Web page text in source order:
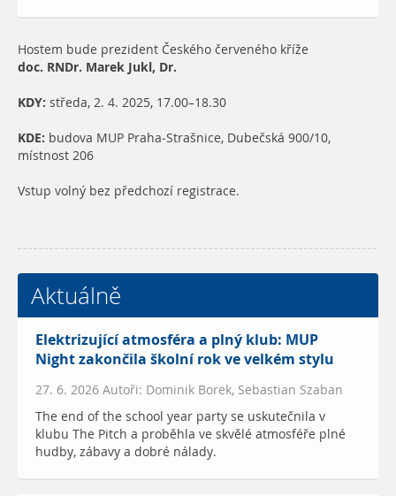
Hostem bude prezident Českého červeného kříže
doc. RNDr. Marek Jukl, Dr.
KDY: středa, 2. 4. 2025, 17.00–18.30
KDE: budova MUP Praha-Strašnice, Dubečská 900/10,
místnost 206
Vstup volný bez předchozí registrace.
Aktuálně
Elektrizující atmosféra a plný klub: MUP
Night zakončila školní rok ve velkém stylu
27. 6. 2026 Autoři: Dominik Borek, Sebastian Szaban
The end of the school year party se uskutečnila v
klubu The Pitch a proběhla ve skvělé atmosféře plné
hudby, zábavy a dobré nálady.